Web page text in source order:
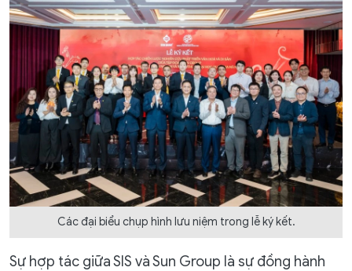
Các đại biểu chụp hình lưu niệm trong lễ ký kết.
Sự hợp tác giữa SIS và Sun Group là sự đồng hành